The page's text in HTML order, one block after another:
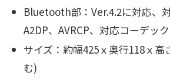
Bluetooth部：Ver.4.2に対応、
A2DP、AVRCP、 対応コーデッ
サイズ：約幅425ｘ奥行118ｘ
む)